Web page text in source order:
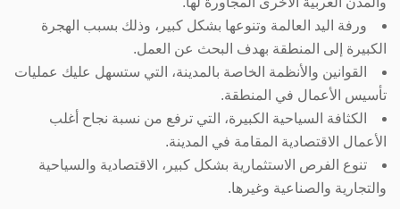
ورفة اليد العالمة وتنوعها بشكل كبير، وذلك بسبب الهجرة
الكبيرة إلى المنطقة بهدف البحث عن العمل.
القوانين والأنظمة الخاصة بالمدينة، التي ستسهل عليك عمليات
تأسيس الأعمال في المنطقة.
الكثافة السياحية الكبيرة، التي ترفع من نسبة نجاح أغلب
الأعمال الاقتصادية المقامة في المدينة.
تنوع الفرص الاستثمارية بشكل كبير، الاقتصادية والسياحية
والتجارية والصناعية وغيرها.